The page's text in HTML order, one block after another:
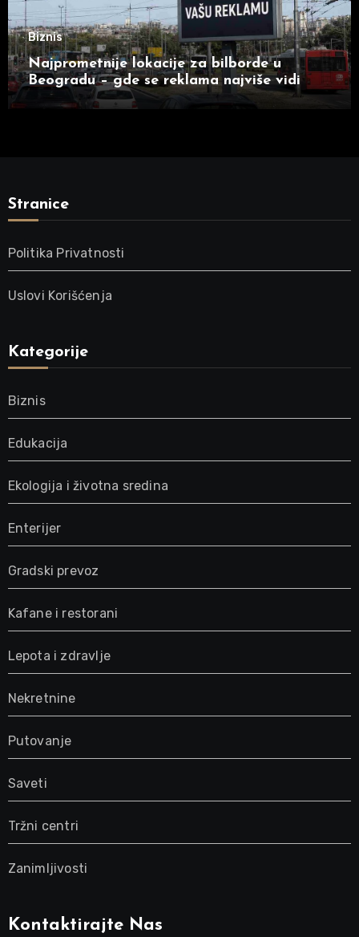
Biznis
Najprometnije lokacije za bilborde u
Beogradu – gde se reklama najviše vidi
Stranice
Politika Privatnosti
Uslovi Korišćenja
Kategorije
Biznis
Edukacija
Ekologija i životna sredina
Enterijer
Gradski prevoz
Kafane i restorani
Lepota i zdravlje
Nekretnine
Putovanje
Saveti
Tržni centri
Zanimljivosti
Kontaktirajte Nas